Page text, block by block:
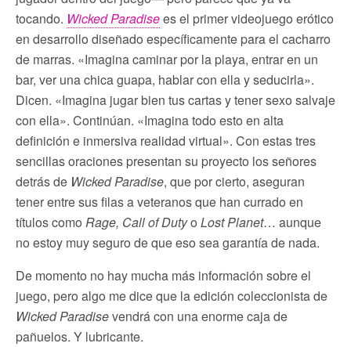
tocando. Wicked Paradisees el primer videojuego erótico
en desarrollo diseñado específicamente para el cacharro
de marras. «Imagina caminar por la playa, entrar en un
bar, ver una chica guapa, hablar con ella y seducirla».
Dicen. «Imagina jugar bien tus cartas y tener sexo salvaje
con ella». Continúan. «Imagina todo esto en alta
definición e inmersiva realidad virtual». Con estas tres
sencillas oraciones presentan su proyecto los señores
detrás de Wicked Paradise, que por cierto, aseguran
tener entre sus filas a veteranos que han currado en
títulos como Rage, Call of Dutyo Lost Planet… aunque
no estoy muy seguro de que eso sea garantía de nada.
De momento no hay mucha más información sobre el
juego, pero algo me dice que la edición coleccionista de
Wicked Paradisevendrá con una enorme caja de
pañuelos. Y lubricante.